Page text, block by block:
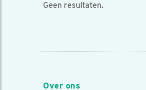
Geen resultaten.
Over ons